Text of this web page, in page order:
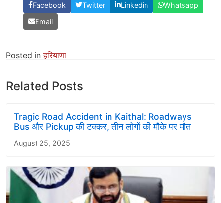
Facebook Twitter Linkedin
Whatsapp
Email
Posted inहरियाणा
Related Posts
Tragic Road Accident in Kaithal: Roadways
Bus और Pickup की टक्कर, तीन लोगों की मौके पर मौत
August 25, 2025